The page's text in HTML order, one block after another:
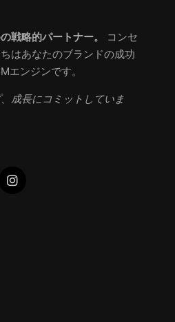
戦略的パートナー。
コンセ
はあなたのブランドの成功
エンジンです。
成長にコミットしていま